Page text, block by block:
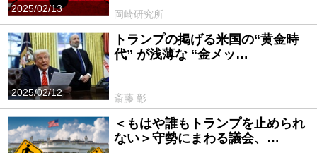
2025/02/13
岡崎研究所
2025/02/12
トランプの掲げる米国の“黄金時
代” が浅薄な “金メッ…
斎藤 彰
＜もはや誰もトランプを止められ
ない＞守勢にまわる議会、…